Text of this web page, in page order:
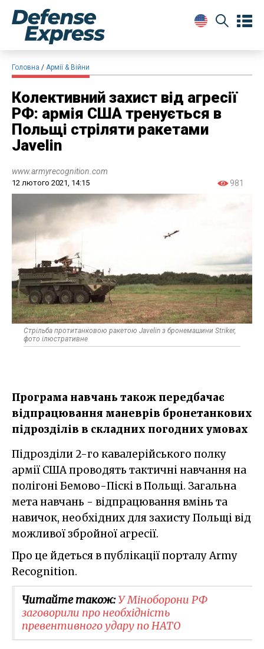
Головна Армії & Війни
Колективний захист від агресії
РФ: армія США тренується в
Польщі стріляти ракетами
Javelin
www.armyrecognition.com
12 лютого 2021, 14:15 981
Стрільба протитанковою ракетою Javelin з бронемашини Striker,
фото ілюстративне
Програма навчань також передбачає
відпрацювання маневрів бронетанкових
підрозділів в складних погодних умовах
Підрозділи 2-го кавалерійського полку
армії США проводять тактичні навчання на
полігоні Бемово-Піскі в Польщі. Загальна
мета навчань - відпрацювання вмінь та
навичок, необхідних для захисту Польщі від
можливої збройної агресії.
Про це йдеться в публікації порталу Army
Recognition.
Читайте також:У Міноборони РФ
заговорили про необхідність
превентивного удару по НАТО